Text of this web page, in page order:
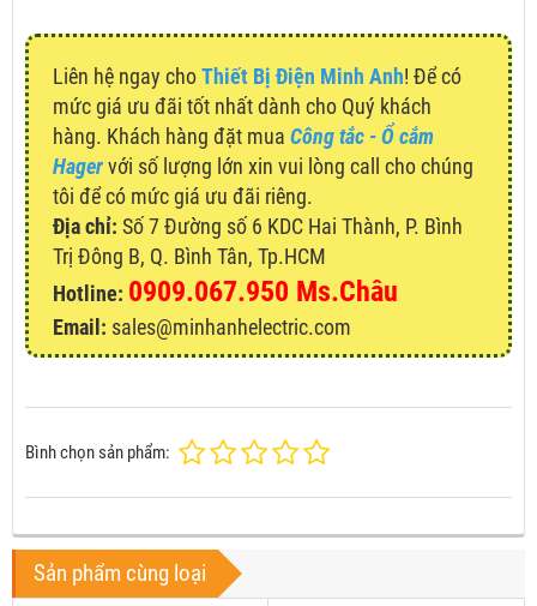
Liên hệ ngay choThiết Bị Điện Minh Anh! Để có
mức giá ưu đãi tốt nhất dành cho Quý khách
hàng. Khách hàng đặt mua Công tắc - Ổ cắm
Hagervới số lượng lớn xin vui lòng call cho chúng
tôi để có mức giá ưu đãi riêng.
Địa chỉ: Số 7 Đường số 6 KDC Hai Thành, P. Bình
Trị Đông B, Q. Bình Tân, Tp.HCM
Hotline: 0909.067.950 Ms.Châu
Email: sales@minhanhelectric.com
Bình chọn sản phẩm:
Sản phẩm cùng loại